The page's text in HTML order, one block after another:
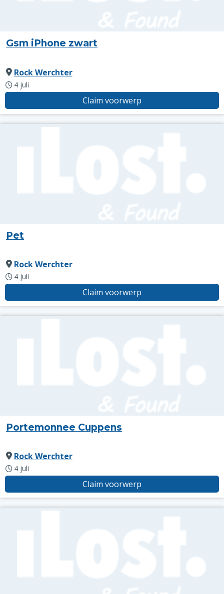
Gsm iPhone zwart
Rock Werchter
4 juli
Claim voorwerp
Pet
Rock Werchter
4 juli
Claim voorwerp
Portemonnee Cuppens
Rock Werchter
4 juli
Claim voorwerp